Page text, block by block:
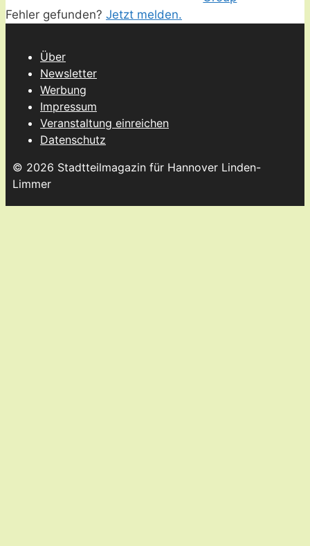
Fehler gefunden? Jetzt melden.
Über
Newsletter
Werbung
Impressum
Veranstaltung einreichen
Datenschutz
© 2026 Stadtteilmagazin für Hannover Linden-
Limmer